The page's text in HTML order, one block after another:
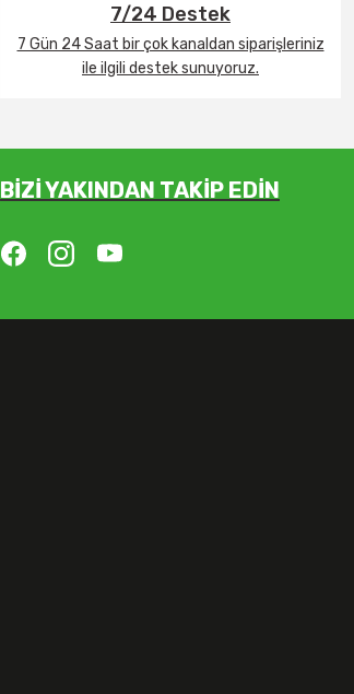
7/24 Destek
7 Gün 24 Saat bir çok kanaldan siparişleriniz
ile ilgili destek sunuyoruz.
BİZİ YAKINDAN TAKİP EDİN